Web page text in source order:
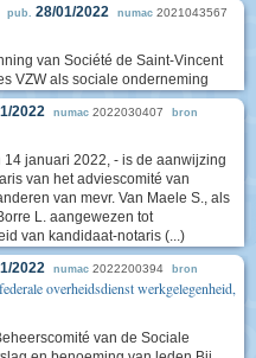
pub. 28/01/2022 numac 2021043567
van Société de Saint-Vincent
VZW als sociale onderneming
2022 numac 2022030407 bron
januari 2022, - is de aanwijzing
van het adviescomité van
van mevr. Van Maele S., als
L. aangewezen tot
van kandidaat-notaris (...)
2022 numac 2022200394 bron
overheidsdienst werkgelegenheid,
van de Sociale